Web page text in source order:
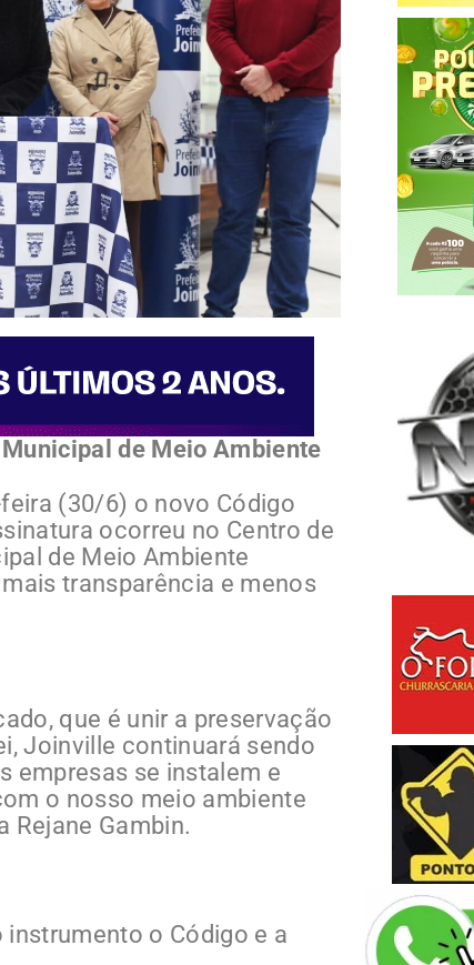
de Meio Ambiente
(30/6) o novo Código
ocorreu no Centro de
de Meio Ambiente
transparência e menos
que é unir a preservação
Joinville continuará sendo
empresas se instalem e
o nosso meio ambiente
Rejane Gambin.
o Código e a